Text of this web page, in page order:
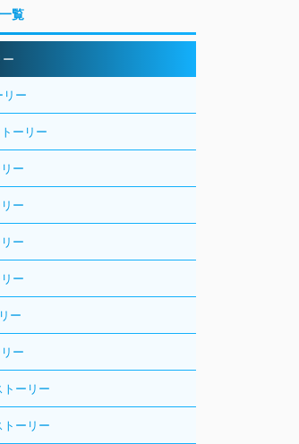
覧
ー
ー
ーリー
ー
ー
ー
ー
ー
ー
ーリー
ーリー